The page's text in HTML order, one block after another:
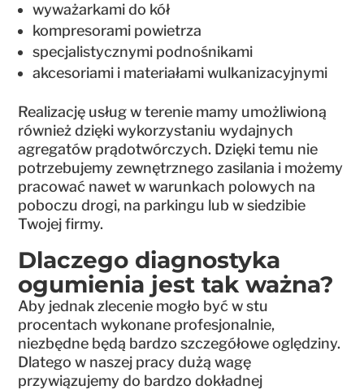
wyważarkami do kół
kompresorami powietrza
specjalistycznymi podnośnikami
akcesoriami i materiałami wulkanizacyjnymi
Realizację usług w terenie mamy umożliwioną
również dzięki wykorzystaniu wydajnych
agregatów prądotwórczych. Dzięki temu nie
potrzebujemy zewnętrznego zasilania i możemy
pracować nawet w warunkach polowych na
poboczu drogi, na parkingu lub w siedzibie
Twojej firmy.
Dlaczego diagnostyka
ogumienia jest tak ważna?
Aby jednak zlecenie mogło być w stu
procentach wykonane profesjonalnie,
niezbędne będą bardzo szczegółowe oględziny.
Dlatego w naszej pracy dużą wagę
przywiązujemy do bardzo dokładnej